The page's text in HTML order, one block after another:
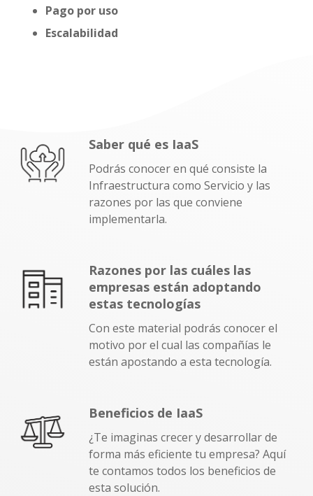
Pago por uso
Escalabilidad
Saber qué es IaaS
Podrás conocer en qué consiste la
Infraestructura como Servicio y las
razones por las que conviene
implementarla.
Razones por las cuáles las
empresas están adoptando
estas tecnologías
Con este material podrás conocer el
motivo por el cual las compañías le
están apostando a esta tecnología.
Beneficios de IaaS
¿Te imaginas crecer y desarrollar de
forma más eficiente tu empresa? Aquí
te contamos todos los beneficios de
esta solución.